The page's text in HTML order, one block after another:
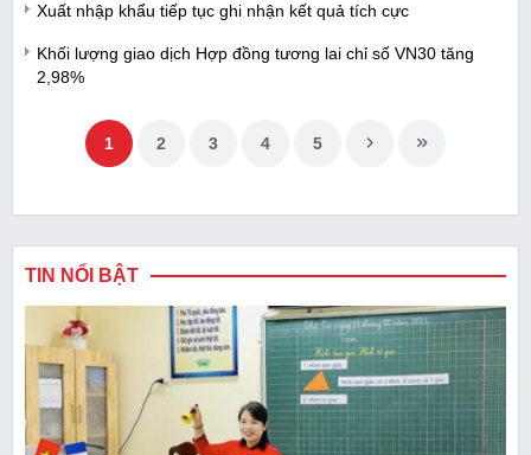
Xuất nhập khẩu tiếp tục ghi nhận kết quả tích cực
Khối lượng giao dịch Hợp đồng tương lai chỉ số VN30 tăng
2,98%
1 2 3 4 5
TIN NỔI BẬT